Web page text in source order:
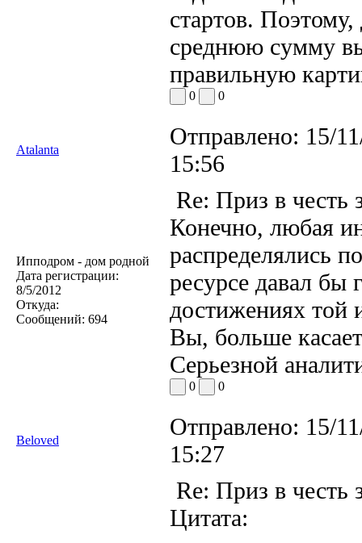
стартов.
среднюю сумму
правильную
0 0
Atalanta
Отправлено: 15/
15:56
Ипподром - дом родной
Дата регистрации:
8/5/2012
Откуда:
Сообщений: 694
Re: Приз в честь
Конечно, любая
распределялись
ресурсе давал бы
достижениях той
Вы, больше
Серьезной
0 0
Beloved
Отправлено: 15/
15:27
Re: Приз в честь
Цитата: